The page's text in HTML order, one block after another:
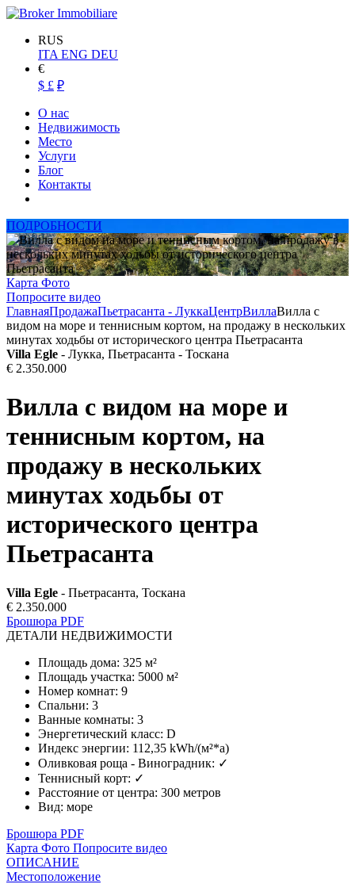
RUS
ITA ENG DEU
€
$ £ ₽
О нас
Недвижимость
Место
Услуги
Блог
Контакты
ПОДРОБНОСТИ
Карта Фото
Попросите видео
ГлавнаяПродажаПьетрасанта - ЛуккаЦентрВиллаВилла с
видом на море и теннисным кортом, на продажу в нескольких
минутах ходьбы от исторического центра Пьетрасанта
Villa Egle - Лукка, Пьетрасанта - Тоскана
€ 2.350.000
Вилла с видом на море и
теннисным кортом, на
продажу в нескольких
минутах ходьбы от
исторического центра
Пьетрасанта
Villa Egle - Пьетрасанта, Тоскана
€ 2.350.000
Брошюра PDF
ДЕТАЛИ НЕДВИЖИМОСТИ
Площадь дома: 325 м²
Площадь участка: 5000 м²
Номер комнат: 9
Спальни: 3
Ванные комнаты: 3
Энергетический класс: D
Индекс энергии: 112,35 kWh/(м²*a)
Оливковая роща - Виноградник: ✓
Теннисный корт: ✓
Расстояние от центра: 300 метров
Вид: море
Брошюра PDF
Карта Фото Попросите видео
ОПИСАНИЕ
Местоположение